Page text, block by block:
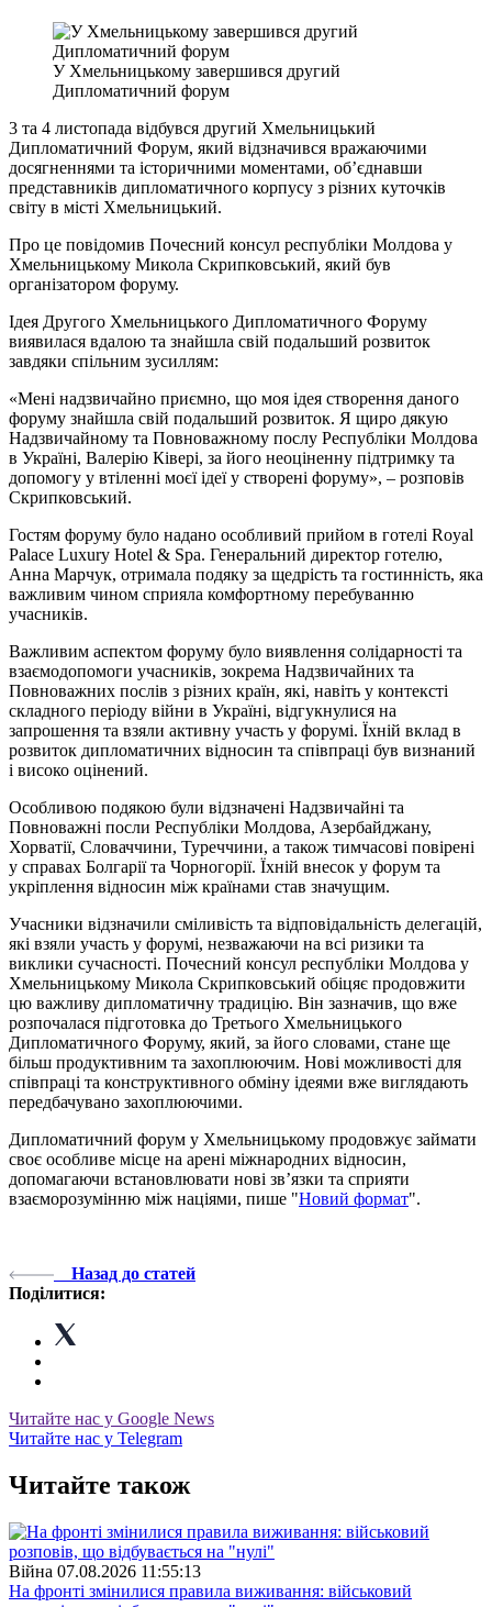
У Хмельницькому завершився другий
Дипломатичний форум
3 та 4 листопада відбувся другий Хмельницький
Дипломатичний Форум, який відзначився вражаючими
досягненнями та історичними моментами, об’єднавши
представників дипломатичного корпусу з різних куточків
світу в місті Хмельницький.
Про це повідомив Почесний консул республіки Молдова у
Хмельницькому Микола Скрипковський, який був
організатором форуму.
Ідея Другого Хмельницького Дипломатичного Форуму
виявилася вдалою та знайшла свій подальший розвиток
завдяки спільним зусиллям:
«Мені надзвичайно приємно, що моя ідея створення даного
форуму знайшла свій подальший розвиток. Я щиро дякую
Надзвичайному та Повноважному послу Республіки Молдова
в Україні, Валерію Ківері, за його неоціненну підтримку та
допомогу у втіленні моєї ідеї у створені форуму», – розповів
Скрипковський.
Гостям форуму було надано особливий прийом в готелі Royal
Palace Luxury Hotel & Spa. Генеральний директор готелю,
Анна Марчук, отримала подяку за щедрість та гостинність, яка
важливим чином сприяла комфортному перебуванню
учасників.
Важливим аспектом форуму було виявлення солідарності та
взаємодопомоги учасників, зокрема Надзвичайних та
Повноважних послів з різних країн, які, навіть у контексті
складного періоду війни в Україні, відгукнулися на
запрошення та взяли активну участь у форумі. Їхній вклад в
розвиток дипломатичних відносин та співпраці був визнаний
і високо оцінений.
Особливою подякою були відзначені Надзвичайні та
Повноважні посли Республіки Молдова, Азербайджану,
Хорватії, Словаччини, Туреччини, а також тимчасові повірені
у справах Болгарії та Чорногорії. Їхній внесок у форум та
укріплення відносин між країнами став значущим.
Учасники відзначили сміливість та відповідальність делегацій,
які взяли участь у форумі, незважаючи на всі ризики та
виклики сучасності. Почесний консул республіки Молдова у
Хмельницькому Микола Скрипковський обіцяє продовжити
цю важливу дипломатичну традицію. Він зазначив, що вже
розпочалася підготовка до Третього Хмельницького
Дипломатичного Форуму, який, за його словами, стане ще
більш продуктивним та захоплюючим. Нові можливості для
співпраці та конструктивного обміну ідеями вже виглядають
передбачувано захоплюючими.
Дипломатичний форум у Хмельницькому продовжує займати
своє особливе місце на арені міжнародних відносин,
допомагаючи встановлювати нові зв’язки та сприяти
взаєморозумінню між націями, пише "Новий формат".
Назад до статей
Поділитися:
Читайте нас у Google News
Читайте нас у Telegram
Читайте також
Війна 07.08.2026 11:55:13
На фронті змінилися правила виживання: військовий